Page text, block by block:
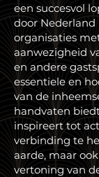
een succesvol
door
organisaties
aanwezigheid
en andere
essentiele en
van de
handvaten
inspireert tot
verbinding te
aarde, maar
vertoning van